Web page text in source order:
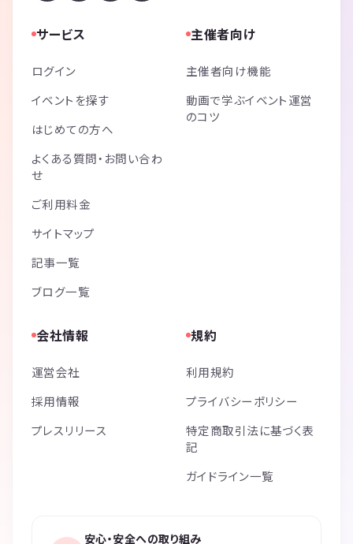
サービス
ログイン
イベントを探す
はじめての方へ
よくある質問・お問い合わ
せ
ご利用料金
サイトマップ
記事一覧
ブログ一覧
主催者向け
主催者向け機能
動画で学ぶイベント運営
のコツ
会社情報
運営会社
採用情報
プレスリリース
規約
利用規約
プライバシーポリシー
特定商取引法に基づく表
記
ガイドライン一覧
安心・安全への取り組み